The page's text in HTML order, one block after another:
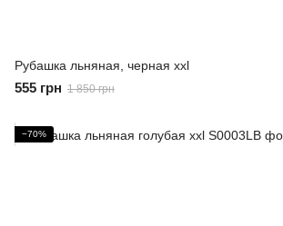
Рубашка льняная, черная xxl
555 грн 1 850 грн
−70%